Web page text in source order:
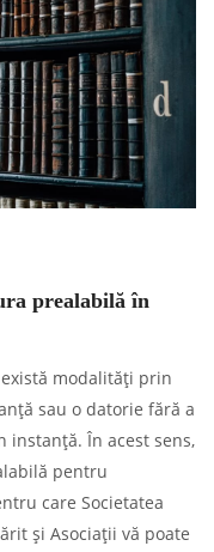
prealabilă în
modalități prin
sau o datorie fără a
instanță. În acest sens,
pentru
care Societatea
și Asociații vă poate